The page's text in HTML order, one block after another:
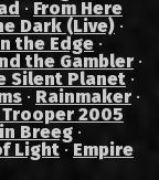
· From Here
Dark (Live) ·
the Edge ·
the Gambler ·
Silent Planet ·
· Rainmaker ·
Trooper 2005
Breeg ·
Light · Empire